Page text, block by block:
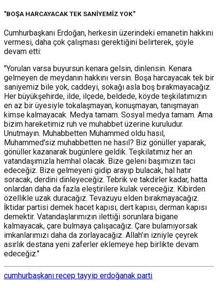
"BOŞA HARCAYACAK TEK SANİYEMİZ YOK"
Cumhurbaşkanı Erdoğan, herkesin üzerindeki emanetin hakkını
vermesi, daha çok çalışması gerektiğini belirterek, şöyle
devam etti:
"Yorulan varsa buyursun kenara gelsin, dinlensin. Kenara
gelmeyen de meydanın hakkını versin. Boşa harcayacak tek bir
saniyemiz bile yok, caddeyi, sokağı asla boş bırakmayacağız.
Her büyükşehirde, ilde, ilçede, beldede, köyde teşkilatımızın
en az bir üyesiyle tokalaşmayan, konuşmayan, tanışmayan
kimse kalmayacak. Medya tamam. Sosyal medya tamam. Ama
bizim hareketimiz ruh ve muhabbet üzerine kuruludur.
Unutmayın. Muhabbetten Muhammed oldu hasıl,
Muhammed'siz muhabbetten ne hasıl? Biz gönüller yaparak,
gönüller kazanarak bugünlere geldik. Teşkilatımız her an
vatandaşımızla hemhal olacak. Bize geleni başımızın tacı
edeceğiz. Bize gelmeyeni gidip arayıp bulacak, hal hatır
soracak, derdini dinleyeceğiz. Tebrik ve takdirler kadar, hatta
onlardan daha da fazla eleştirilere kulak vereceğiz. Kibirden
özellikle uzak duracağız. Tevazuyu elden bırakmayacağız.
İktidar partisi demek hacet kapısı, dert kapısı, derman kapısı
demektir. Vatandaşlarımızın ilettiği sorunlara bigane
kalmayacak, çare bulmaya çalışacağız. Çare bulamıyorsak
imkanlarımızı daha da zorlayacağız. Allah'ın izniyle çeyrek
asırlık destana yeni zaferler eklemeye hep birlikte devam
edeceğiz."
cumhurbaşkanı recep tayyip erdoğanak parti